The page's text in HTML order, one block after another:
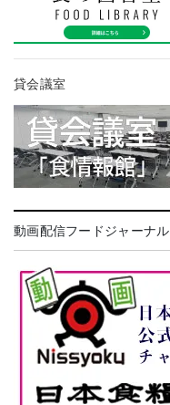
貸会議室
動画配信フードジャーナル